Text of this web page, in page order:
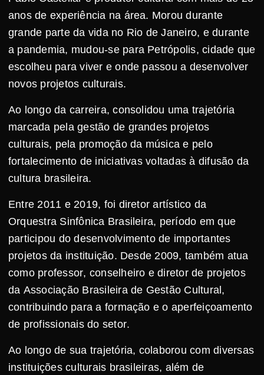
anos de experiência na área. Morou durante
grande parte da vida no Rio de Janeiro, e durante
a pandemia, mudou-se para Petrópolis, cidade que
escolheu para viver e onde passou a desenvolver
novos projetos culturais.
Ao longo da carreira, consolidou uma trajetória
marcada pela gestão de grandes projetos
culturais, pela promoção da música e pelo
fortalecimento de iniciativas voltadas à difusão da
cultura brasileira.
Entre 2011 e 2019, foi diretor artístico da
Orquestra Sinfônica Brasileira, período em que
participou do desenvolvimento de importantes
projetos da instituição. Desde 2009, também atua
como professor, conselheiro e diretor de projetos
da Associação Brasileira de Gestão Cultural,
contribuindo para a formação e o aperfeiçoamento
de profissionais do setor.
Ao longo de sua trajetória, colaborou com diversas
instituições culturais brasileiras, além de